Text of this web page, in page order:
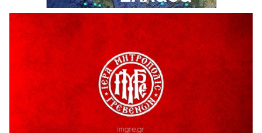
5 Αυγούστου 2026
Ευχαριστήριο Εκπολιτιστικού Συλλόγου Ταξιάρχη προς κ.
Παρασχάκη Αθανάσιο
Διακοπή υδροδότησης του Α΄ κλάδου ύδρευσης
5 Αυγούστου 2026
Η Marseaux στα Γρεβενά για μια μοναδική συναυλία